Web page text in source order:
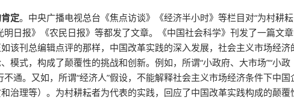
定。中央广播电视总台《焦点访谈》《经济半小时》等栏目对“为村耕耘
日报》《农民日报》等都发了文章。《中国社会科学》刊发了一篇文
该刊总编辑点评的那样，中国改革实践的深入发展，社会主义市场经济
模式，构成了颠覆性的挑战和创新。例如，所谓“小政府、大市场”“小政
通。又如，所谓“经济人”假设，不能解释社会主义市场经济条件下中国
治理等）。为村耕耘者为代表的实践，回应了中国改革实践构成的颠覆